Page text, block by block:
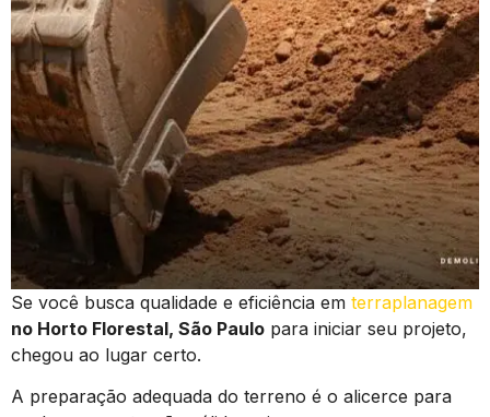
Se você busca qualidade e eficiência em terraplanagem
no Horto Florestal, São Paulo para iniciar seu projeto,
chegou ao lugar certo.
A preparação adequada do terreno é o alicerce para